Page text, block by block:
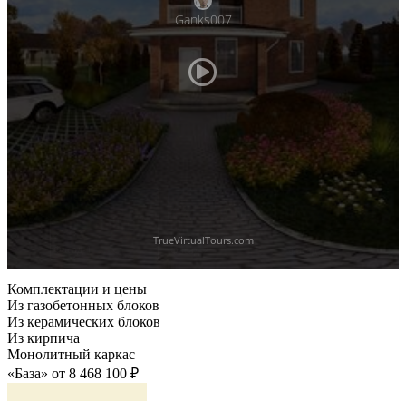
Комплектации и цены
Из газобетонных блоков
Из керамических блоков
Из кирпича
Монолитный каркас
«База» от 8 468 100 ₽